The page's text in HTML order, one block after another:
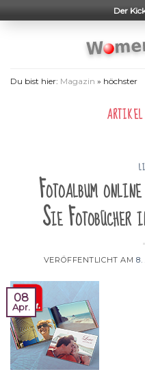
to
Der
Du bist hier: Magazin » höchster
Fotoalbum
Sie
VERÖFFENTLICHT AM 8.
08
Apr.